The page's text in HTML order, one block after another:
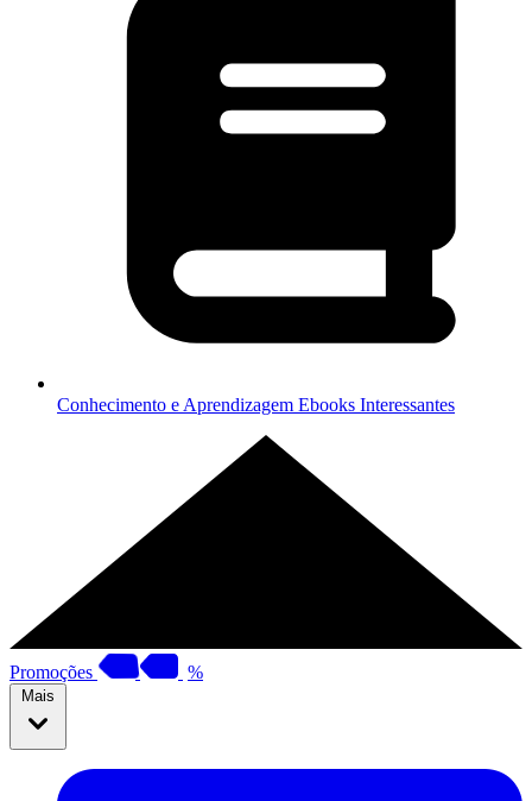
Conhecimento e Aprendizagem Ebooks Interessantes
Promoções %
Mais